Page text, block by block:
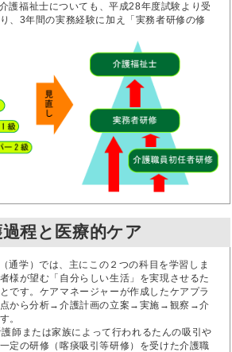
護福祉士についても、平成28年度試験より受
、3年間の実務経験に加え「実務者研修の修
程と医療的ケア
通学）では、主にこの２つの科目を学習しま
様が望む「自分らしい生活」を実現させるた
です。ケアマネージャーが作成したケアプラ
点から分析→介護計画の立案→実施→観察→介
。
師または家族によって行われるたんの吸引や
定の研修（喀痰吸引等研修）を受けた介護職